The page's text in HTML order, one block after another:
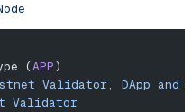
(APP)
Validator, DApp and
Validator